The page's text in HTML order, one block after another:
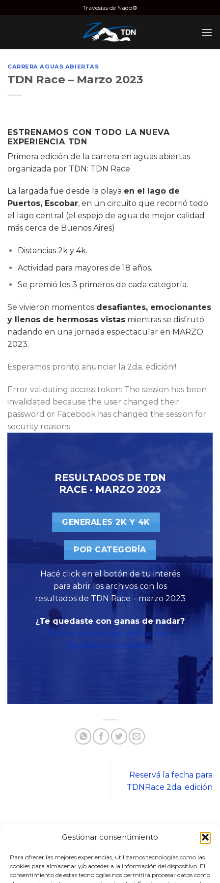
Gestionar consentimiento
Para ofrecer las mejores experiencias, utilizamos tecnologías como las
cookies para almacenar y/o acceder a la información del dispositivo. El
consentimiento de estas tecnologías nos permitirá procesar datos como
Travesías de Nado®
CARRERA AGUAS ABIERTAS
TDN Race – Marzo 2023
ESTRENAMOS CON TODO LA NUEVA
EXPERIENCIA TDN
Primera edición de la carrera en aguas abiertas
organizada por TDN: TDN Race
La largada fue desde la playa en el lago de
Puertos, Escobar, en un circuito que recorrió todo
el lago central (el espejo de agua de mejor calidad
más cerca de Buenos Aires)
Distancias 2k y 4k.
Actividad para mayores de 18 años.
Se premió los 3 primeros de cada categoría.
Se vivieron momentos desafiantes, emocionantes
y llenos de hermosas vistas mientras se disfrutó
nadando en una jornada espectacular en MARZO
2023.
Esperamos pronto anunciar la 2da. edición!!
Error validating access token: The session has been
invalidated because the user changed their
password or Facebook has changed the session for
security reasons.
RESULTADOS DE TDN
RACE - MARZO 2023
GENERALES 2K Y 4K
POR CATEGORÍA
Hacé click en el botón de tu interés
para abrir los archivos con los
resultados de TDN Race – marzo 2023
¿Te quedaste con ganas de nadar?
Entrená en el lago de Puertos,
Escobar con nosotros.
Reservá la fecha para
TDNRace 2da. edición
Sumergite en más TDN
Puerto Pirámides: nadar en la inmensidad